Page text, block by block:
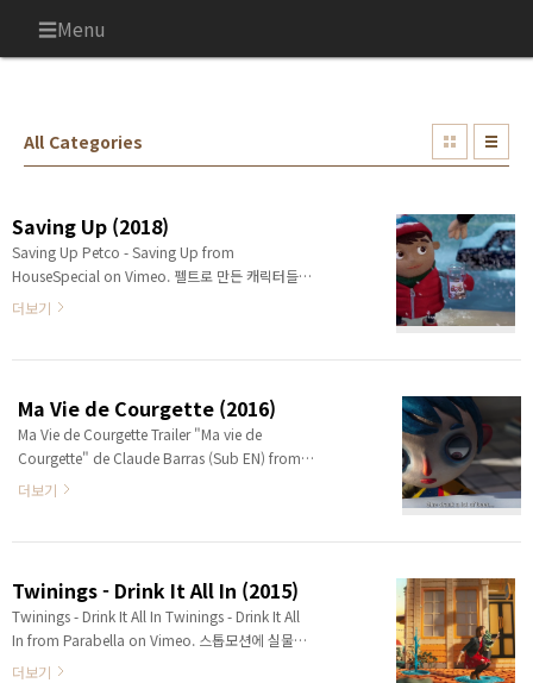
Menu
All Categories
Saving Up (2018)
Saving Up Petco - Saving Up from
HouseSpecial on Vimeo. 펠트로 만든 캐릭터들이
움직이는 가슴 따뜻한 단편이다. 자전거를 위해 돈을
램을 만든 곳에서 제작사인 HouseSpecial 애니메
이션 스튜디오를 인터뷰한 내용이다. “This 90-
second short film was made using felt to
create 19 hand-made puppets and hundreds
of props to give the piece a warm holiday
더보기
Ma Vie de Courgette (2016)
Ma Vie de Courgette Trailer "Ma vie de
Courgette" de Claude Barras (Sub EN) from
Rita Productions on Vimeo. 국내 스톱애니메이
다. 이런 캐릭터 원조가 이작품이 아닐까 조심스레
추측해 본다. 프랑스 어린이 동화같은 색감에 가슴이
천천히 물들어간다. imdb의 설명에 따르면 아버지
를 잃은 코제트는 고아원에 보내지고, 위탁가정으로
가면서 함께 성장한다는 스토리라고 한다.
더보기
Twinings - Drink It All In (2015)
Twinings - Drink It All In Twinings - Drink It All
In from Parabella on Vimeo. 스톱모션에 실물크
기(?)의 사람이 나온다. 세트를 크게 지은건지 합성
더보기